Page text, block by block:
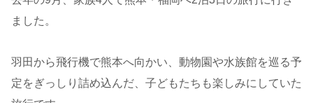
ました。
羽田から飛行機で熊本へ向かい、動物園や水族館を巡る予
定をぎっしり詰め込んだ、子どもたちも楽しみにしていた